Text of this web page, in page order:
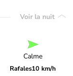
Voir la nuit
Calme
Rafales10 km/h